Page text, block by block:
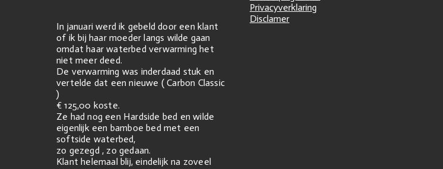
In januari werd ik gebeld door een klant
of ik bij haar moeder langs wilde gaan
omdat haar waterbed verwarming het
niet meer deed.
De verwarming was inderdaad stuk en
vertelde dat een nieuwe ( Carbon Classic
)
€ 125,00 koste.
Ze had nog een Hardside bed en wilde
eigenlijk een bamboe bed met een
softside waterbed,
zo gezegd , zo gedaan.
Klant helemaal blij, eindelijk na zoveel
Privacyverklaring
Disclamer